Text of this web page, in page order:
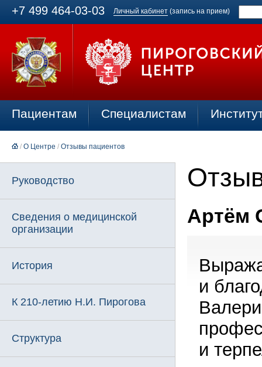
+7 499 464-03-03 Личный кабинет (запись на прием)
Пациентам Специалистам
/ О Центре / Отзывы пациентов
Руководство
Сведения о медицинской
организации
История
К 210-летию Н.И. Пирогова
Структура
Артём
и
и